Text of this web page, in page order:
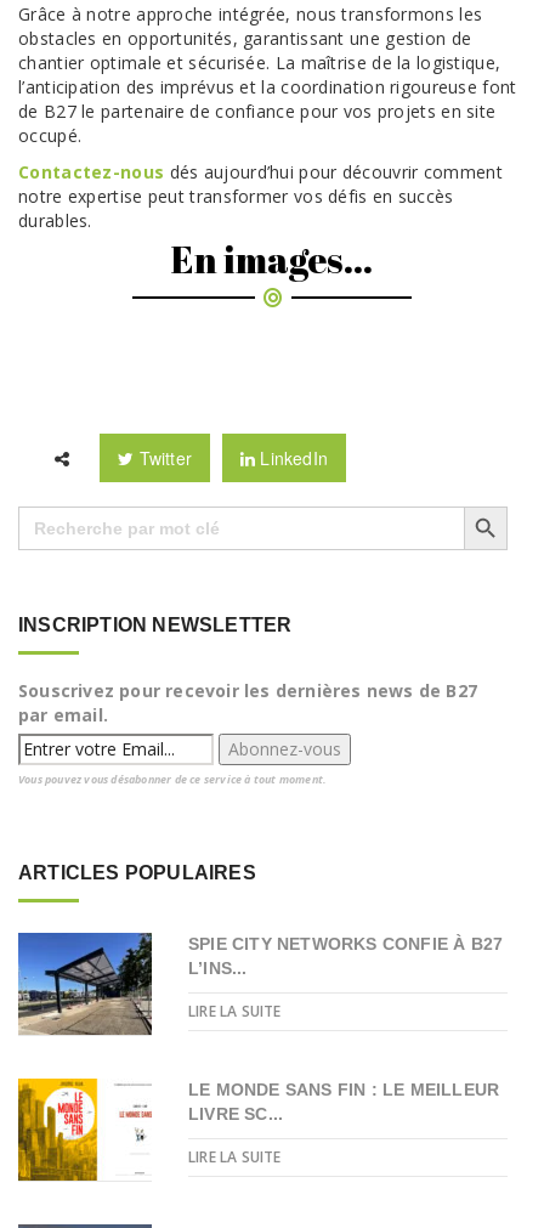
Grâce à notre approche intégrée, nous transformons les
obstacles en opportunités, garantissant une gestion de
chantier optimale et sécurisée. La maîtrise de la logistique,
l’anticipation des imprévus et la coordination rigoureuse font
de B27 le partenaire de confiance pour vos projets en site
occupé.
Contactez-nous dés aujourd’hui pour découvrir comment
notre expertise peut transformer vos défis en succès
durables.
En images...
Twitter LinkedIn
Search
for:
Search Button
INSCRIPTION NEWSLETTER
Souscrivez pour recevoir les dernières news de B27
par email.
Vous pouvez vous désabonner de ce service à tout moment.
ARTICLES POPULAIRES
SPIE CITY NETWORKS CONFIE À B27
L’INS...
LIRE LA SUITE
LE MONDE SANS FIN : LE MEILLEUR
LIVRE SC...
LIRE LA SUITE